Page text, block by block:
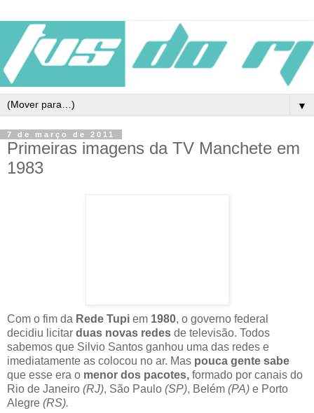
▼
7 de março de 2011
Primeiras imagens da TV Manchete em
1983
Com o fim da Rede Tupi em 1980, o governo federal
decidiu licitar duas novas redes de televisão. Todos
sabemos que Silvio Santos ganhou uma das redes e
imediatamente as colocou no ar. Mas pouca gente sabe
que esse era o menor dos pacotes, formado por canais do
Rio de Janeiro (RJ), São Paulo (SP), Belém (PA) e Porto
Alegre (RS).